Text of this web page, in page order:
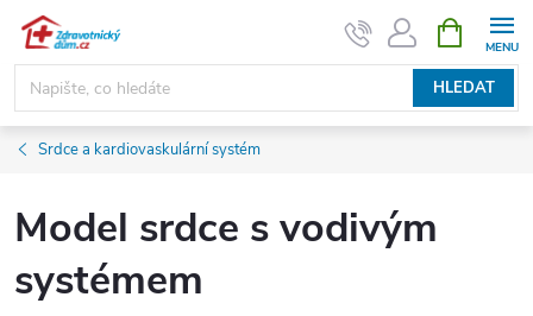
Přejít
obsah
HLEDAT
NÁKUPNÍ
KOŠÍK
Srdce a kardiovaskulární systém
Model srdce s vodivým
systémem